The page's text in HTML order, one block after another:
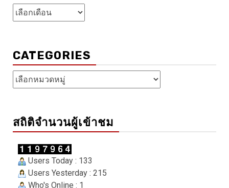
คลัง
เก็บ
CATEGORIES
Categories
สถิติจำนวนผู้เข้าชม
Users Today : 133
Users Yesterday : 215
Who's Online : 1